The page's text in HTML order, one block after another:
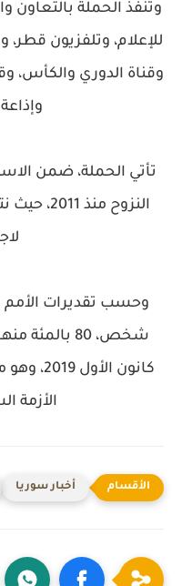
وتنفذ الحملة
للإعلام، وتلفزيون
وقناة الدوري والكأس،
تأتي الحملة، ضمن
شخص، 80
كانون
الأزمة
أخبار سوريا